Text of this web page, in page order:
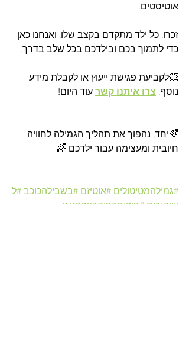
אוטיסטים.
זכרו, כל ילד מתקדם בקצב שלו, ואנחנו כאן
כדי לתמוך בכם ובילדכם בכל שלב בדרך.
💥לקביעת פגישת ייעוץ או לקבלת מידע
נוסף, צרו איתנו קשר עוד היום!
🌈יחד, נהפוך את תהליך הגמילה לחוויה
חיובית ומעצימה עבור ילדכם 🌈
#גמילהמטיטולים #אוטיזם #בשבילהכוכב #ל
יוויהורים #פיזיותרפיהרצפתאגן